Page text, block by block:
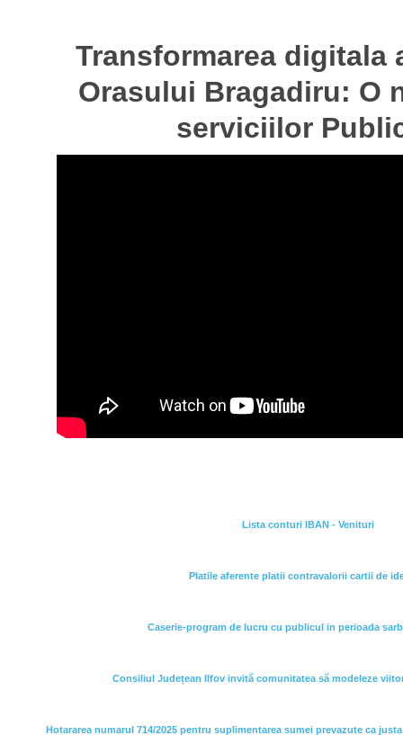
Transformarea digitala
Orasului Bragadiru: O
serviciilor
Lista conturi IBAN - Venituri
Platile aferente platii contravalorii cartii de
Caserie-program de lucru cu publicul in perioada
Consiliul Județean Ilfov invită comunitatea să modeleze
Hotararea numarul 714/2025 pentru suplimentarea sumei prevazute ca